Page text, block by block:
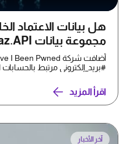
هل بيانات الاعتماد
مجموعة بيانات Naz.API المسروقة؟
#بريد_إلكتروني مرتبط
اقرأ المزيد
آخر الأخبار